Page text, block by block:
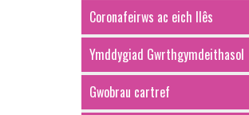
Coronafeirws ac eich llês
Ymddygiad Gwrthgymdeithasol
Gwobrau cartref